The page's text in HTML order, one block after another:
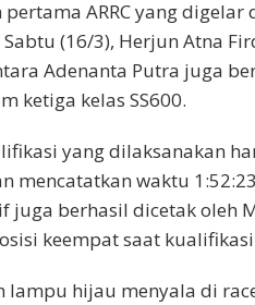
ARRC yang
(16/3), Herjun Atna
Adenanta Putra juga
ketiga kelas SS600.
yang dilaksanakan
mencatatkan waktu
juga berhasil dicetak oleh
keempat saat
lampu hijau menyala di